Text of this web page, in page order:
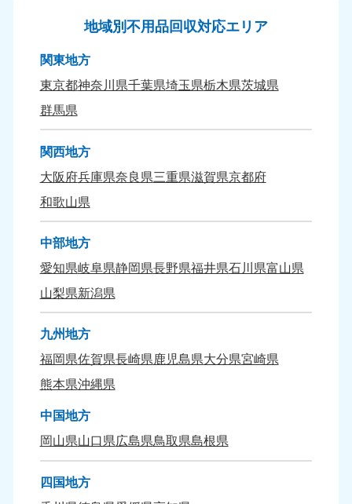
熊本県
050-1880-9892
9:00〜19:00 年中無休
沖縄県
地域別不用品回収対応エリア
関東地方
東京都神奈川県千葉県埼玉県栃木県茨城県
群馬県
関西地方
大阪府兵庫県奈良県三重県滋賀県京都府
和歌山県
中部地方
愛知県岐阜県静岡県長野県福井県石川県富山県
山梨県新潟県
九州地方
福岡県佐賀県長崎県鹿児島県大分県宮崎県
熊本県沖縄県
中国地方
岡山県山口県広島県鳥取県島根県
四国地方